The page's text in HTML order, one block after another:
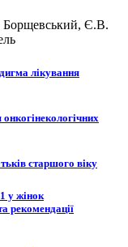
Борщевський, Є.В.
лікування
старшого віку
у жінок
рекомендації